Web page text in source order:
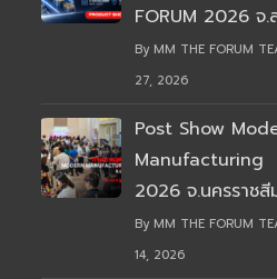
FORUM 2026 จ.
By MM THE FORUM
27, 2026
Post Show
Manufacturing
2026 จ.นครราชสี
By MM THE FORUM
14, 2026